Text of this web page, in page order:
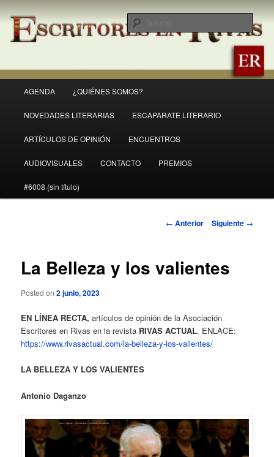
Ir
al
contenido
principal
Revista Escritores en Rivas
principal
AGENDA ¿QUIÉNES SOMOS?
NOVEDADES LITERARIAS ESCAPARATE LITERARIO
ARTÍCULOS DE OPINIÓN ENCUENTROS
AUDIOVISUALES CONTACTO PREMIOS
#6008 (sin título)
Navegación
← Anterior Siguiente →
La Belleza y los valientes
Posted on2 junio, 2023
EN LÍNEA RECTA,artículos de opinión de la Asociación
Escritores en Rivas en la revista RIVAS ACTUAL. ENLACE:
https://www.rivasactual.com/la-belleza-y-los-valientes/
LA BELLEZA Y LOS VALIENTES
Antonio Daganzo